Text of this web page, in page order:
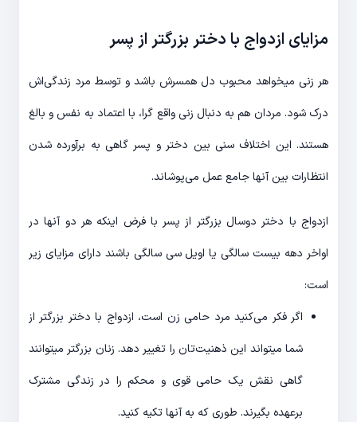
مزایای ازدواج با دختر بزرگتر از پسر
هر زنی میخواهد محبوب دل همسرش باشد و توسط مرد زندگی‌اش
درک شود. مردان هم به دنبال زنی واقع گرا، با اعتماد به نفس و بالغ
هستند. این اختلاف سنی بین دختر و پسر گاهی به برآورده شدن
انتظارات بین آنها جامع عمل می‌پوشاند.
ازدواج با دختر دوسال بزرگتر از پسر با فرض اینکه هر دو آنها در
اواخر دهه بیست سالگی یا اویل سی سالگی باشند دارای مزایای زیر
است:
اگر فکر می‌کنید مرد حامی زن است، ازدواج با دختر بزرگتر از
شما میتواند این ذهنیت‌تان را تغییر دهد. زنان بزرگتر میتوانند
گاهی نقش یک حامی قوی و محکم را در زندگی مشترک
برعهده بگیرند. طوری که به آنها تکیه کنید.